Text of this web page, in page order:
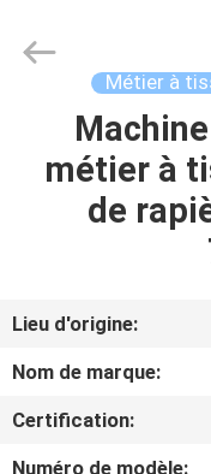
MAISON
VIDÉOS
À
Goodfore
Métier à
métier à
de
Lieu d'origine:
Nom de marque:
Certification:
Numéro de modèle: